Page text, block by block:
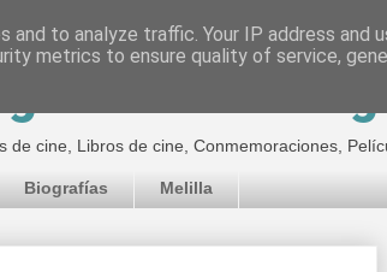
de Jorge
cine, Libros de cine, Conmemoraciones,
Biografías Melilla
to analyze traffic. Your IP address and
metrics to ensure quality of service,